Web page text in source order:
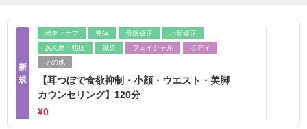
新
規
ボディケア 整体 骨盤矯正
小顔矯正
あん摩・指圧
鍼灸 フェイシャル
ボディ
その他
【耳つぼで食欲抑制・小顔・ウエスト・美脚
カウンセリング】120分
¥0